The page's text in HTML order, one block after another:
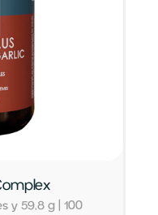
y 59,8 g | 100